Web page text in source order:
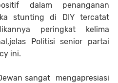
dalam penanganan
stunting di DIY tercatat
peringkat kelima
Politisi senior partai
ini.
sangat mengapresiasi